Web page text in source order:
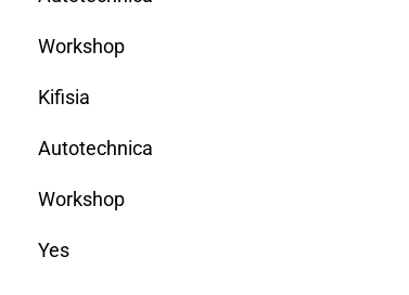
Workshop
Kifisia
Autotechnica
Workshop
Yes